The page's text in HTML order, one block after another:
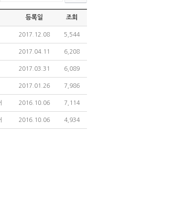
등록일 조회
2017.12.08 5,544
2017.04.11 6,208
2017.03.31 6,089
2017.01.26 7,986
2016.10.06 7,114
2016.10.06 4,934